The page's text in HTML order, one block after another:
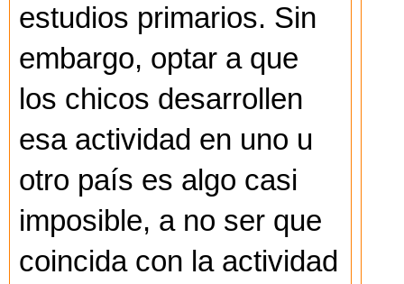
estudios primarios. Sin
embargo, optar a que
los chicos desarrollen
esa actividad en uno u
otro país es algo casi
imposible, a no ser que
coincida con la actividad